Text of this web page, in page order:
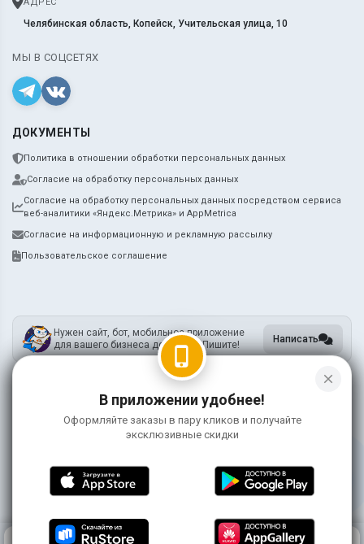
Челябинская область, Копейск, Учительская улица, 10
МЫ В СОЦСЕТЯХ
ДОКУМЕНТЫ
Политика в отношении обработки персональных данных
Согласие на обработку персональных данных
Согласие на обработку персональных данных посредством сервиса
веб-аналитики «Яндекс.Метрика» и AppMetrica
Согласие на информационную и рекламную рассылку
Пользовательское соглашение
Нужен сайт, бот, мобильное приложение
для вашего бизнеса доставки? Пишите!
Написать
ОГРНИП 318745600119755
2026 ЯмиДзиро
КОРЗИНА
0
close
phone_iphone
В приложении удобнее!
Оформляйте заказы в пару кликов и получайте
эксклюзивные скидки